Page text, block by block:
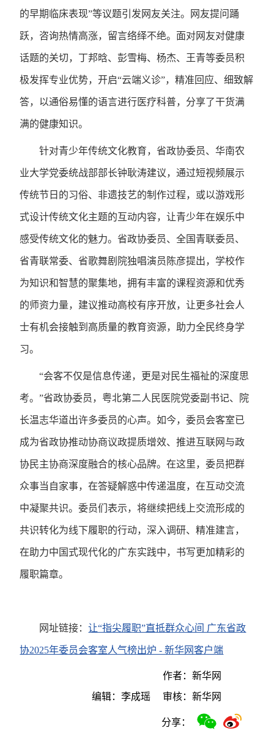
的早期临床表现”等议题引发网友关注。网友提问踊
跃，咨询热情高涨，留言络绎不绝。面对网友对健康
话题的关切，丁邦晗、彭雪梅、杨杰、王青等委员积
极发挥专业优势，开启“云端义诊”，精准回应、细致解
答，以通俗易懂的语言进行医疗科普，分享了干货满
满的健康知识。
针对青少年传统文化教育，省政协委员、华南农
业大学党委统战部部长钟耿涛建议，通过短视频展示
传统节日的习俗、非遗技艺的制作过程，或以游戏形
式设计传统文化主题的互动内容，让青少年在娱乐中
感受传统文化的魅力。省政协委员、全国青联委员、
省青联常委、省歌舞剧院独唱演员陈彦提出，学校作
为知识和智慧的聚集地，拥有丰富的课程资源和优秀
的师资力量，建议推动高校有序开放，让更多社会人
士有机会接触到高质量的教育资源，助力全民终身学
习。
“会客不仅是信息传递，更是对民生福祉的深度思
考。”省政协委员，粤北第二人民医院党委副书记、院
长温志华道出许多委员的心声。如今，委员会客室已
成为省政协推动协商议政提质增效、推进互联网与政
协民主协商深度融合的核心品牌。在这里，委员把群
众事当自家事，在答疑解惑中传递温度，在互动交流
中凝聚共识。委员们表示，将继续把线上交流形成的
共识转化为线下履职的行动，深入调研、精准建言，
在助力中国式现代化的广东实践中，书写更加精彩的
履职篇章。
网址链接：让“指尖履职”直抵群众心间 广东省政
协2025年委员会客室人气榜出炉 - 新华网客户端
作者：新华网
审核：新华网
编辑：李成瑶
分享：